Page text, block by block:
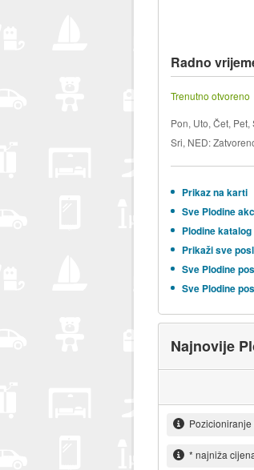
Radno
Trenutno otvoreno
Pon, Uto, Čet,
Sri, NED:
Prikaz na karti
Sve Plodine
Plodine katalog
Prikaži sve
Sve Plodine
Sve Plodine
Najnovije
* najniža